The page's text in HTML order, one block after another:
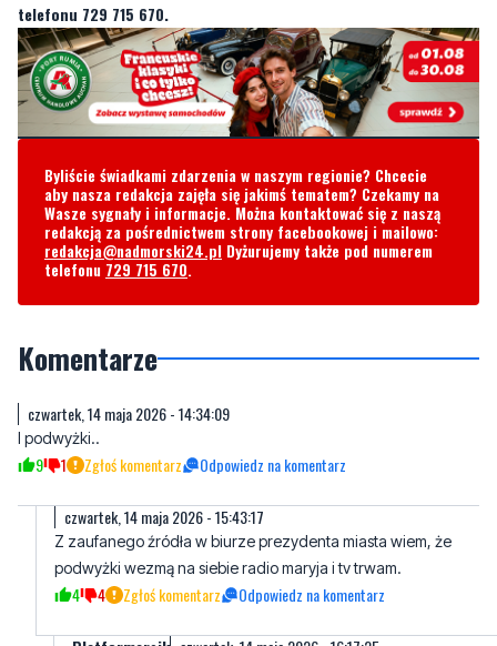
telefonu 729 715 670.
Byliście świadkami zdarzenia w naszym regionie? Chcecie
aby nasza redakcja zajęła się jakimś tematem? Czekamy na
Wasze sygnały i informacje. Można kontaktować się z naszą
redakcją za pośrednictwem strony facebookowej i mailowo:
redakcja@nadmorski24.pl Dyżurujemy także pod numerem
telefonu 729 715 670.
Komentarze
czwartek, 14 maja 2026 - 14:34:09
I podwyżki..
9 1 Zgłoś komentarz Odpowiedz na komentarz
czwartek, 14 maja 2026 - 15:43:17
Z zaufanego źródła w biurze prezydenta miasta wiem, że
podwyżki wezmą na siebie radio maryja i tv trwam.
4 4 Zgłoś komentarz Odpowiedz na komentarz